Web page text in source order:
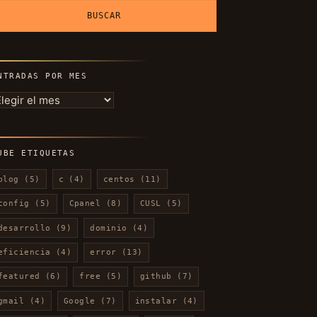
POR MES
ETIQUETAS
blog (5) c (4) centos (11)
(5) Cpanel (8) CUSL (5)
(9) dominio (4)
(4) error (13)
(6) free (5) github (7)
(4) Google (7) instalar (4)